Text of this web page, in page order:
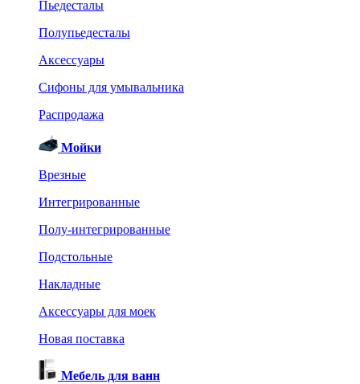
Пьедесталы
Полупьедесталы
Аксессуары
Сифоны для умывальника
Распродажа
Мойки
Врезные
Интегрированные
Полу-интегрированные
Подстольные
Накладные
Аксессуары для моек
Новая поставка
Мебель для ванн